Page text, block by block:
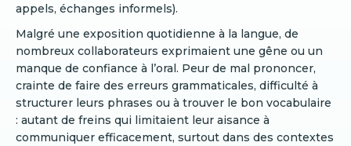
appels, échanges informels).
Malgré une exposition quotidienne à la langue, de
nombreux collaborateurs exprimaient une gêne ou un
manque de confiance à l’oral. Peur de mal prononcer,
crainte de faire des erreurs grammaticales, difficulté à
structurer leurs phrases ou à trouver le bon vocabulaire
: autant de freins qui limitaient leur aisance à
communiquer efficacement, surtout dans des contextes